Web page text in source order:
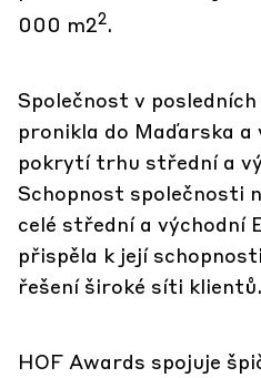
000 m22.
Společnost v
pronikla do Maďarska
pokrytí trhu střední a
Schopnost společnosti
celé střední a východní
přispěla k její
řešení široké síti klientů.
HOF Awards spojuje